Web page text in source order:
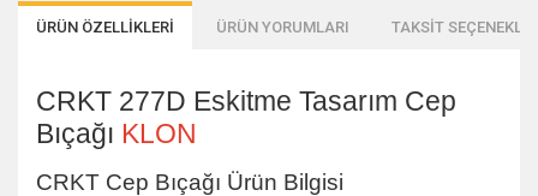
ÜRÜN ÖZELLİKLERİ ÜRÜN YORUMLARI TAKSİT
CRKT 277D Eskitme Tasarım Cep
Bıçağı KLON
CRKT Cep Bıçağı Ürün Bilgisi